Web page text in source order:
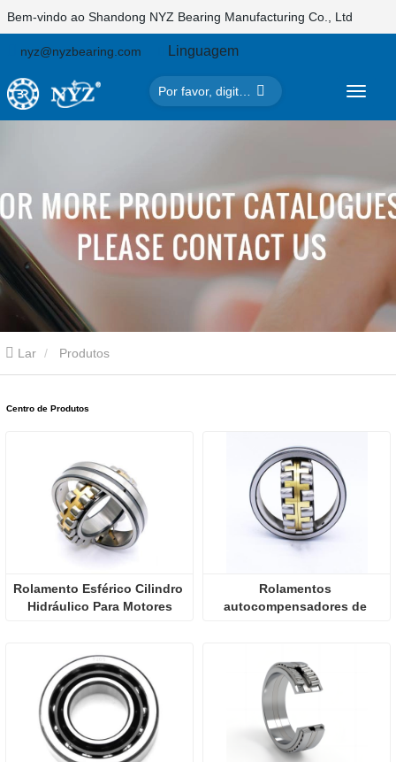
Bem-vindo ao Shandong NYZ Bearing Manufacturing Co., Ltd
nyz@nyzbearing.com Linguagem
Lar Produtos
Centro de Produtos
Rolamento Esférico Cilindro
Hidráulico Para Motores
Rolamentos
autocompensadores de